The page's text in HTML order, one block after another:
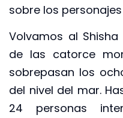
sobre los
Volvamos al
de las catorce
sobrepasan los
del nivel del mar.
24 personas